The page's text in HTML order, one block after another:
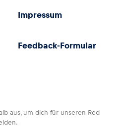
Impressum
Feedback-Formular
aus, um dich für unseren Red